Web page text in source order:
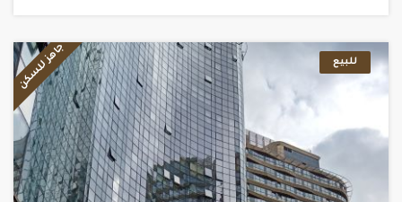
للبيع جاهز للسكن